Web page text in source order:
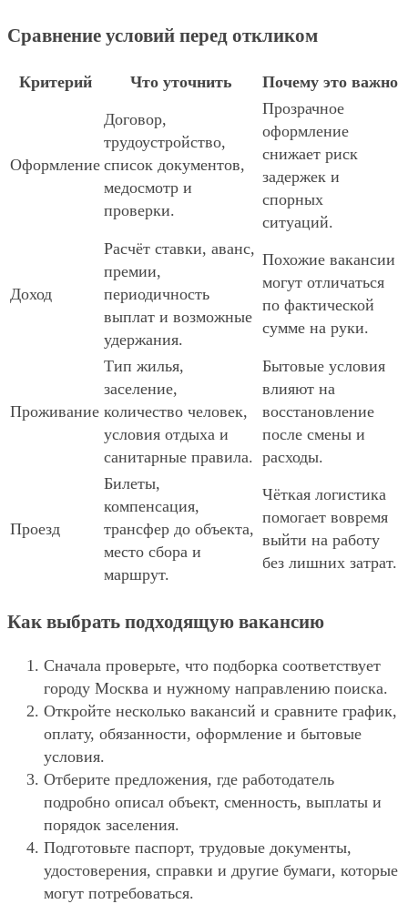
Сравнение условий перед откликом
Критерий Что уточнить Почему это важно
Оформление
Договор,
трудоустройство,
список документов,
медосмотр и
проверки.
Прозрачное
оформление
снижает риск
задержек и
спорных
ситуаций.
Доход
Расчёт ставки, аванс,
премии,
периодичность
выплат и возможные
удержания.
Похожие вакансии
могут отличаться
по фактической
сумме на руки.
Проживание
Тип жилья,
заселение,
количество человек,
условия отдыха и
санитарные правила.
Бытовые условия
влияют на
восстановление
после смены и
расходы.
Проезд
Билеты,
компенсация,
трансфер до объекта,
место сбора и
маршрут.
Чёткая логистика
помогает вовремя
выйти на работу
без лишних затрат.
Как выбрать подходящую вакансию
Сначала проверьте, что подборка соответствует
городу Москва и нужному направлению поиска.
Откройте несколько вакансий и сравните график,
оплату, обязанности, оформление и бытовые
условия.
Отберите предложения, где работодатель
подробно описал объект, сменность, выплаты и
порядок заселения.
Подготовьте паспорт, трудовые документы,
удостоверения, справки и другие бумаги, которые
могут потребоваться.